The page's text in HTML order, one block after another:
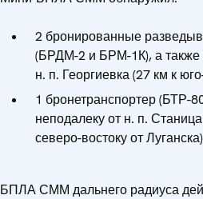
2 бронированные
(БРДМ-2 и БРМ-1К), а
н. п. Георгиевка (27 км к
1 бронетранспортер (БТР-
неподалеку от н. п.
северо-востоку от
БПЛА СММ дальнего радиуса